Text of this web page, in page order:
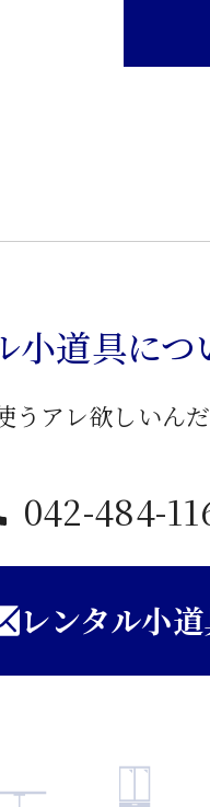
小道具に
うアレ欲しいん
042-484-
レンタル小